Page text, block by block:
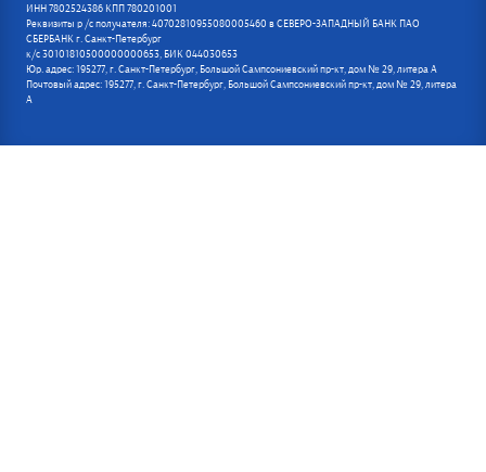
ИНН 7802524386 КПП 780201001
Реквизиты р /с получателя: 40702810955080005460 в СЕВЕРО-ЗАПАДНЫЙ БАНК ПАО
СБЕРБАНК г. Санкт-Петербург
к/с 30101810500000000653, БИК 044030653
Юр. адрес: 195277, г. Санкт-Петербург, Большой Сампсониевский пр-кт, дом № 29, литера А
Почтовый адрес: 195277, г. Санкт-Петербург, Большой Сампсониевский пр-кт, дом № 29, литера
А